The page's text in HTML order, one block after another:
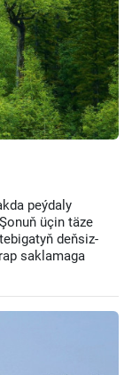
peýdaly
üçin täze
deňsiz-
saklamaga